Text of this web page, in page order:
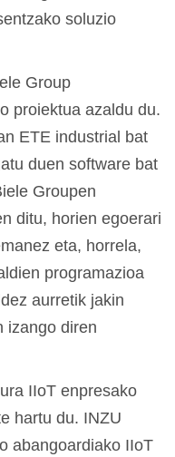
soluzio
Group
proiektua azaldu du.
ETE industrial bat
duen software bat
Groupen
ditu, horien egoerari
eta, horrela,
programazioa
aurretik jakin
izango diren
IIoT enpresako
hartu du. INZU
abangoardiako IIoT